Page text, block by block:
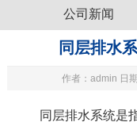
公司新闻
同层排水
作者：admin 日
同层排水系统是